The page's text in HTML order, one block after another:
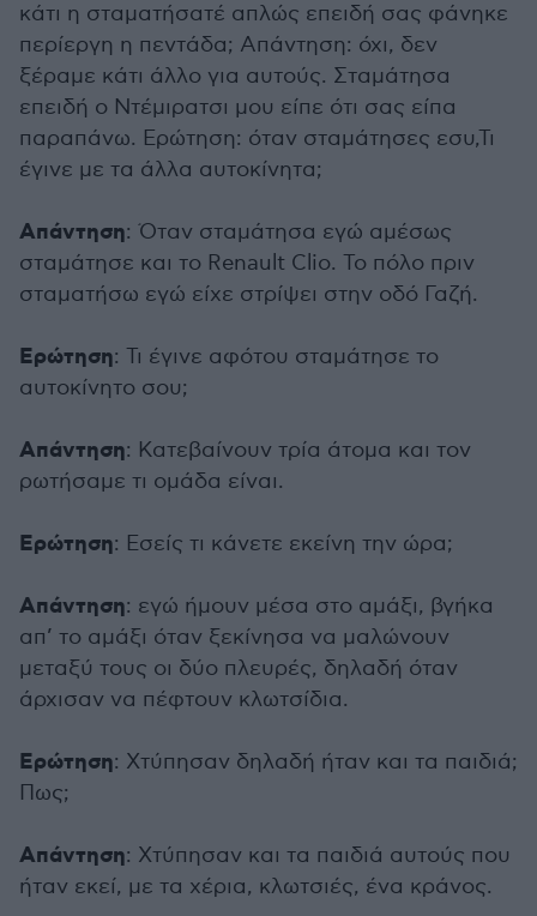
κάτι η σταματήσατέ απλώς επειδή σας φάνηκε
περίεργη η πεντάδα; Απάντηση: όχι, δεν
ξέραμε κάτι άλλο για αυτούς. Σταμάτησα
επειδή ο Ντέμιρατσι μου είπε ότι σας είπα
παραπάνω. Ερώτηση: όταν σταμάτησες εσυ,Τι
έγινε με τα άλλα αυτοκίνητα;
Απάντηση: Όταν σταμάτησα εγώ αμέσως
σταμάτησε και το Renault Clio. Το πόλο πριν
σταματήσω εγώ είχε στρίψει στην οδό Γαζή.
Ερώτηση: Τι έγινε αφότου σταμάτησε το
αυτοκίνητο σου;
Απάντηση: Κατεβαίνουν τρία άτομα και τον
ρωτήσαμε τι ομάδα είναι.
Ερώτηση: Εσείς τι κάνετε εκείνη την ώρα;
Απάντηση: εγώ ήμουν μέσα στο αμάξι, βγήκα
απ’ το αμάξι όταν ξεκίνησα να μαλώνουν
μεταξύ τους οι δύο πλευρές, δηλαδή όταν
άρχισαν να πέφτουν κλωτσίδια.
Ερώτηση: Χτύπησαν δηλαδή ήταν και τα παιδιά;
Πως;
Απάντηση: Χτύπησαν και τα παιδιά αυτούς που
ήταν εκεί, με τα χέρια, κλωτσιές, ένα κράνος.